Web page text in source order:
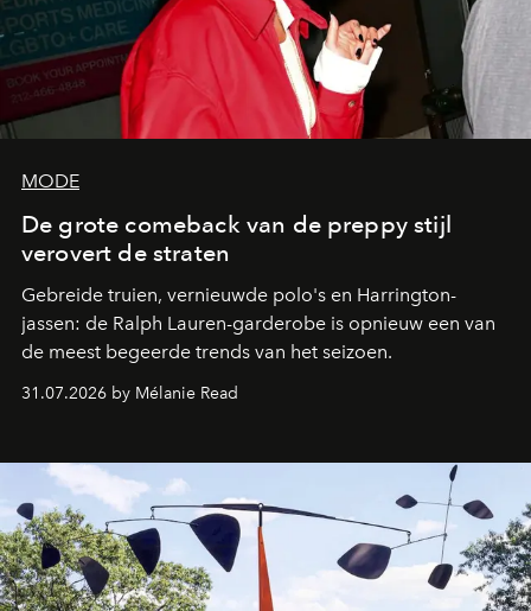
MODE
De grote comeback van de preppy stijl
verovert de straten
Gebreide truien, vernieuwde polo's en Harrington-
jassen: de Ralph Lauren-garderobe is opnieuw een van
de meest begeerde trends van het seizoen.
31.07.2026 by Mélanie Read